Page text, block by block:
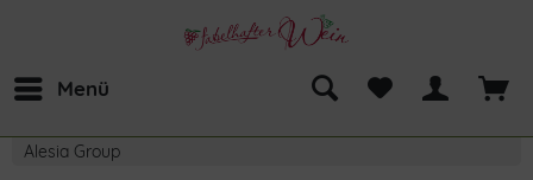
Menü
Alesia Group